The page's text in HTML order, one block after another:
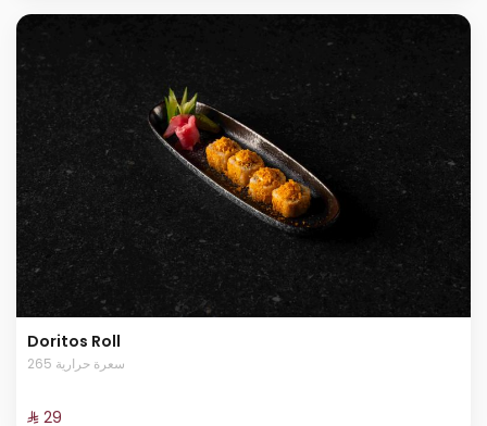
Doritos Roll
265 سعرة حرارية
⁨⁦‪‬ 29⁩